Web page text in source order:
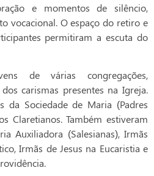
e momentos de silêncio,
vocacional. O espaço do retiro e
permitiram a escuta do
de várias congregações,
carismas presentes na Igreja.
da Sociedade de Maria (Padres
Claretianos. Também estiveram
Auxiliadora (Salesianas), Irmãs
Irmãs de Jesus na Eucaristia e